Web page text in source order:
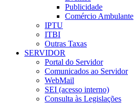
Publicidade
Comércio Ambulante
IPTU
ITBI
Outras Taxas
SERVIDOR
Portal do Servidor
Comunicados ao Servidor
WebMail
SEI (acesso interno)
Consulta às Legislações